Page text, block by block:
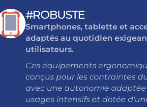
#ROBUSTE
Smartphones, tablette et
adaptés au quotidien
utilisateurs.
Ces équipements
conçus pour les contraintes
avec une autonomie adaptée
usages intensifs et dotée